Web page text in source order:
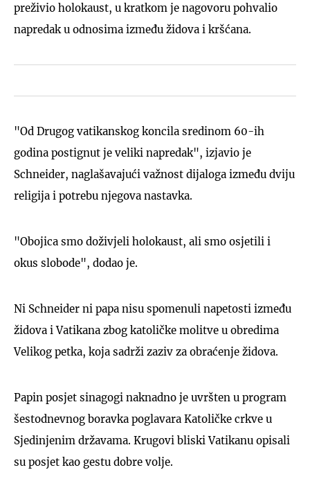
preživio holokaust, u kratkom je nagovoru pohvalio
napredak u odnosima između židova i kršćana.
"Od Drugog vatikanskog koncila sredinom 60-ih
godina postignut je veliki napredak", izjavio je
Schneider, naglašavajući važnost dijaloga između dviju
religija i potrebu njegova nastavka.
"Obojica smo doživjeli holokaust, ali smo osjetili i
okus slobode", dodao je.
Ni Schneider ni papa nisu spomenuli napetosti između
židova i Vatikana zbog katoličke molitve u obredima
Velikog petka, koja sadrži zaziv za obraćenje židova.
Papin posjet sinagogi naknadno je uvršten u program
šestodnevnog boravka poglavara Katoličke crkve u
Sjedinjenim državama. Krugovi bliski Vatikanu opisali
su posjet kao gestu dobre volje.